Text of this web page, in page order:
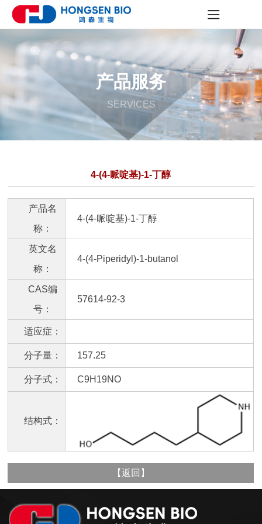
产品服务
SERVICES
4-(4-哌啶基)-1-丁醇
产品名
称：
4-(4-哌啶基)-1-丁醇
英文名
称：
4-(4-Piperidyl)-1-butanol
CAS编
号：
57614-92-3
适应症：
分子量： 157.25
分子式： C9H19NO
结构式：
【返回 】